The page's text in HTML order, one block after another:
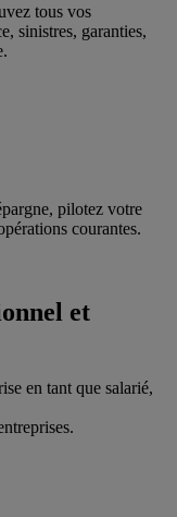
tous vos
sinistres, garanties,
pilotez votre
courantes.
et
en tant que salarié,